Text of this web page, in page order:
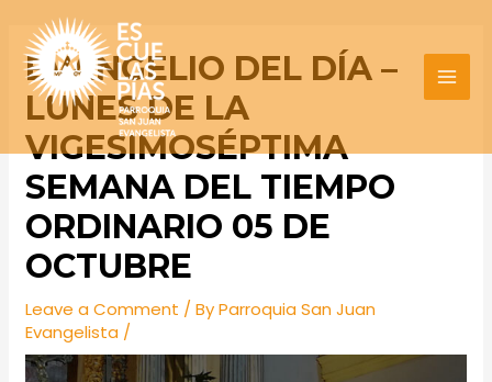
content
EVANGELIO DEL DÍA –
LUNES DE LA
VIGESIMOSÉPTIMA
SEMANA DEL TIEMPO
ORDINARIO 05 DE
OCTUBRE
Leave a Comment / ByParroquia San Juan
Evangelista /
Post
navigation